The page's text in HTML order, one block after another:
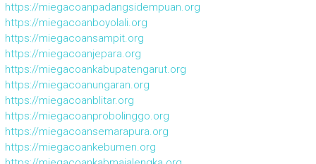
https://miegacoanpadangsidempuan.org
https://miegacoanboyolali.org
https://miegacoansampit.org
https://miegacoanjepara.org
https://miegacoankabupatengarut.org
https://miegacoanungaran.org
https://miegacoanblitar.org
https://miegacoanprobolinggo.org
https://miegacoansemarapura.org
https://miegacoankebumen.org